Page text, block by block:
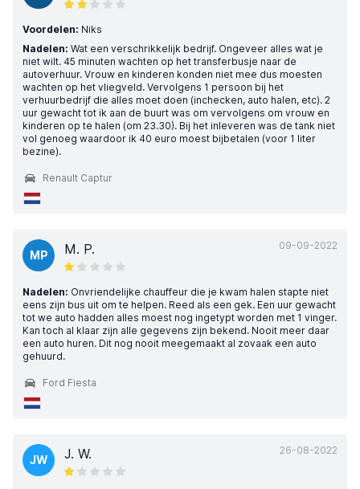
Voordelen: Niks
Nadelen: Wat een verschrikkelijk bedrijf. Ongeveer alles wat je
niet wilt. 45 minuten wachten op het transferbusje naar de
autoverhuur. Vrouw en kinderen konden niet mee dus moesten
wachten op het vliegveld. Vervolgens 1 persoon bij het
verhuurbedrijf die alles moet doen (inchecken, auto halen, etc). 2
uur gewacht tot ik aan de buurt was om vervolgens om vrouw en
kinderen op te halen (om 23.30). Bij het inleveren was de tank niet
vol genoeg waardoor ik 40 euro moest bijbetalen (voor 1 liter
bezine).
Renault Captur
09-09-2022
MP M. P.
Nadelen: Onvriendelijke chauffeur die je kwam halen stapte niet
eens zijn bus uit om te helpen. Reed als een gek. Een uur gewacht
tot we auto hadden alles moest nog ingetypt worden met 1 vinger.
Kan toch al klaar zijn alle gegevens zijn bekend. Nooit meer daar
een auto huren. Dit nog nooit meegemaakt al zovaak een auto
gehuurd.
Ford Fiesta
26-08-2022
JW J. W.